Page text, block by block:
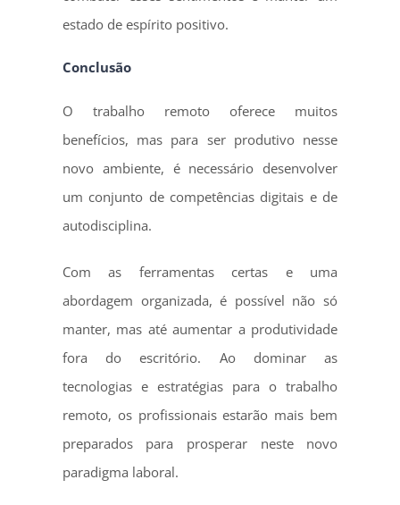
estado de espírito positivo.
Conclusão
O trabalho remoto oferece muitos
benefícios, mas para ser produtivo nesse
novo ambiente, é necessário desenvolver
um conjunto de competências digitais e de
autodisciplina.
Com as ferramentas certas e uma
abordagem organizada, é possível não só
manter, mas até aumentar a produtividade
fora do escritório. Ao dominar as
tecnologias e estratégias para o trabalho
remoto, os profissionais estarão mais bem
preparados para prosperar neste novo
paradigma laboral.